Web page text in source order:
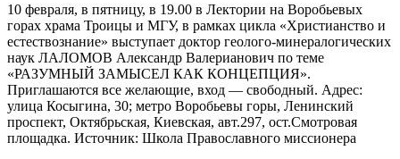
10 февраля, в пятницу, в 19.00 в Лектории на Воробьевых
горах храма Троицы и МГУ, в рамках цикла «Христианство и
естествознание» выступает доктор геолого-минералогических
наук ЛАЛОМОВ Александр Валерианович по теме
«РАЗУМНЫЙ ЗАМЫСЕЛ КАК КОНЦЕПЦИЯ».
Приглашаются все желающие, вход — свободный. Адрес:
улица Косыгина, 30; метро Воробьевы горы, Ленинский
проспект, Октябрьская, Киевская, авт.297, ост.Смотровая
площадка. Источник: Школа Православного миссионера